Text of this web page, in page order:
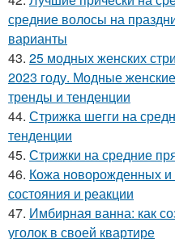
средние волосы на
варианты
43. 25 модных женских
2023 году. Модные
тренды и тенденции
44. Стрижка шегги на
тенденции
45. Стрижки на средние
46. Кожа новорожденных
состояния и реакции
47. Имбирная ванна: как
уголок в своей квартире